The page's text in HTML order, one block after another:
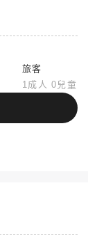
旅客
1成人 0兒童